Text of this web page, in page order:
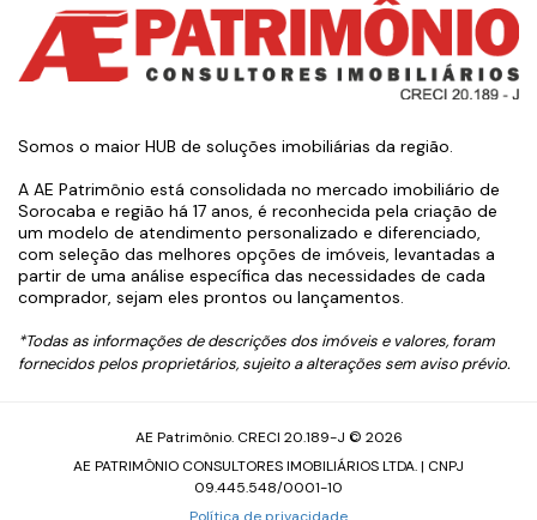
Somos o maior HUB de soluções imobiliárias da região.
A AE Patrimônio está consolidada no mercado imobiliário de
Sorocaba e região há 17 anos, é reconhecida pela criação de
um modelo de atendimento personalizado e diferenciado,
com seleção das melhores opções de imóveis, levantadas a
partir de uma análise específica das necessidades de cada
comprador, sejam eles prontos ou lançamentos.
*Todas as informações de descrições dos imóveis e valores, foram
fornecidos pelos proprietários, sujeito a alterações sem aviso prévio.
AE Patrimônio. CRECI 20.189-J © 2026
AE PATRIMÔNIO CONSULTORES IMOBILIÁRIOS LTDA. | CNPJ
09.445.548/0001-10